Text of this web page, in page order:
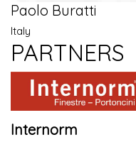
Paolo Buratti
Italy
PARTNERS
Internorm